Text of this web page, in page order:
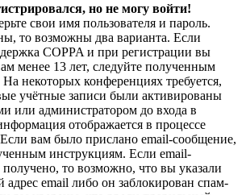
но не могу войти!
свои имя пользователя и пароль.
то возможны два варианта. Если
COPPA и при регистрации вы
менее 13 лет, следуйте полученным
некоторых конференциях требуется,
учётные записи были активированы
или администратором до входа в
отображается в процессе
вам было прислано email-сообщение,
инструкциям. Если email-
то возможно, что вы указали
адрес email либо он заблокирован спам-